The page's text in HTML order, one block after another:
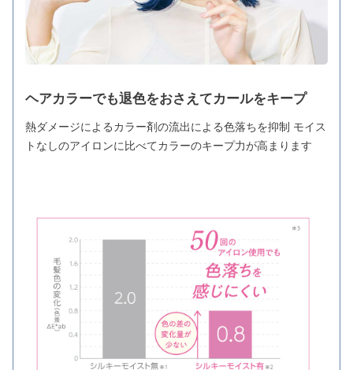
ヘアカラーでも退色をおさえてカールをキープ
熱ダメージによるカラー剤の流出による色落ちを抑制 モイス
トなしのアイロンに比べてカラーのキープ力が高まります